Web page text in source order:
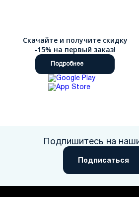
Скачайте и получите скидку
-15% на первый заказ!
Подробнее
Подпишитесь на
Подписаться